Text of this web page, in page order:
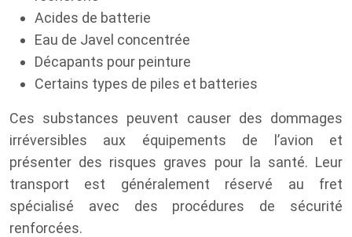
Acides de batterie
Eau de Javel concentrée
Décapants pour peinture
Certains types de piles et batteries
Ces substances peuvent causer des dommages
irréversibles aux équipements de l’avion et
présenter des risques graves pour la santé. Leur
transport est généralement réservé au fret
spécialisé avec des procédures de sécurité
renforcées.